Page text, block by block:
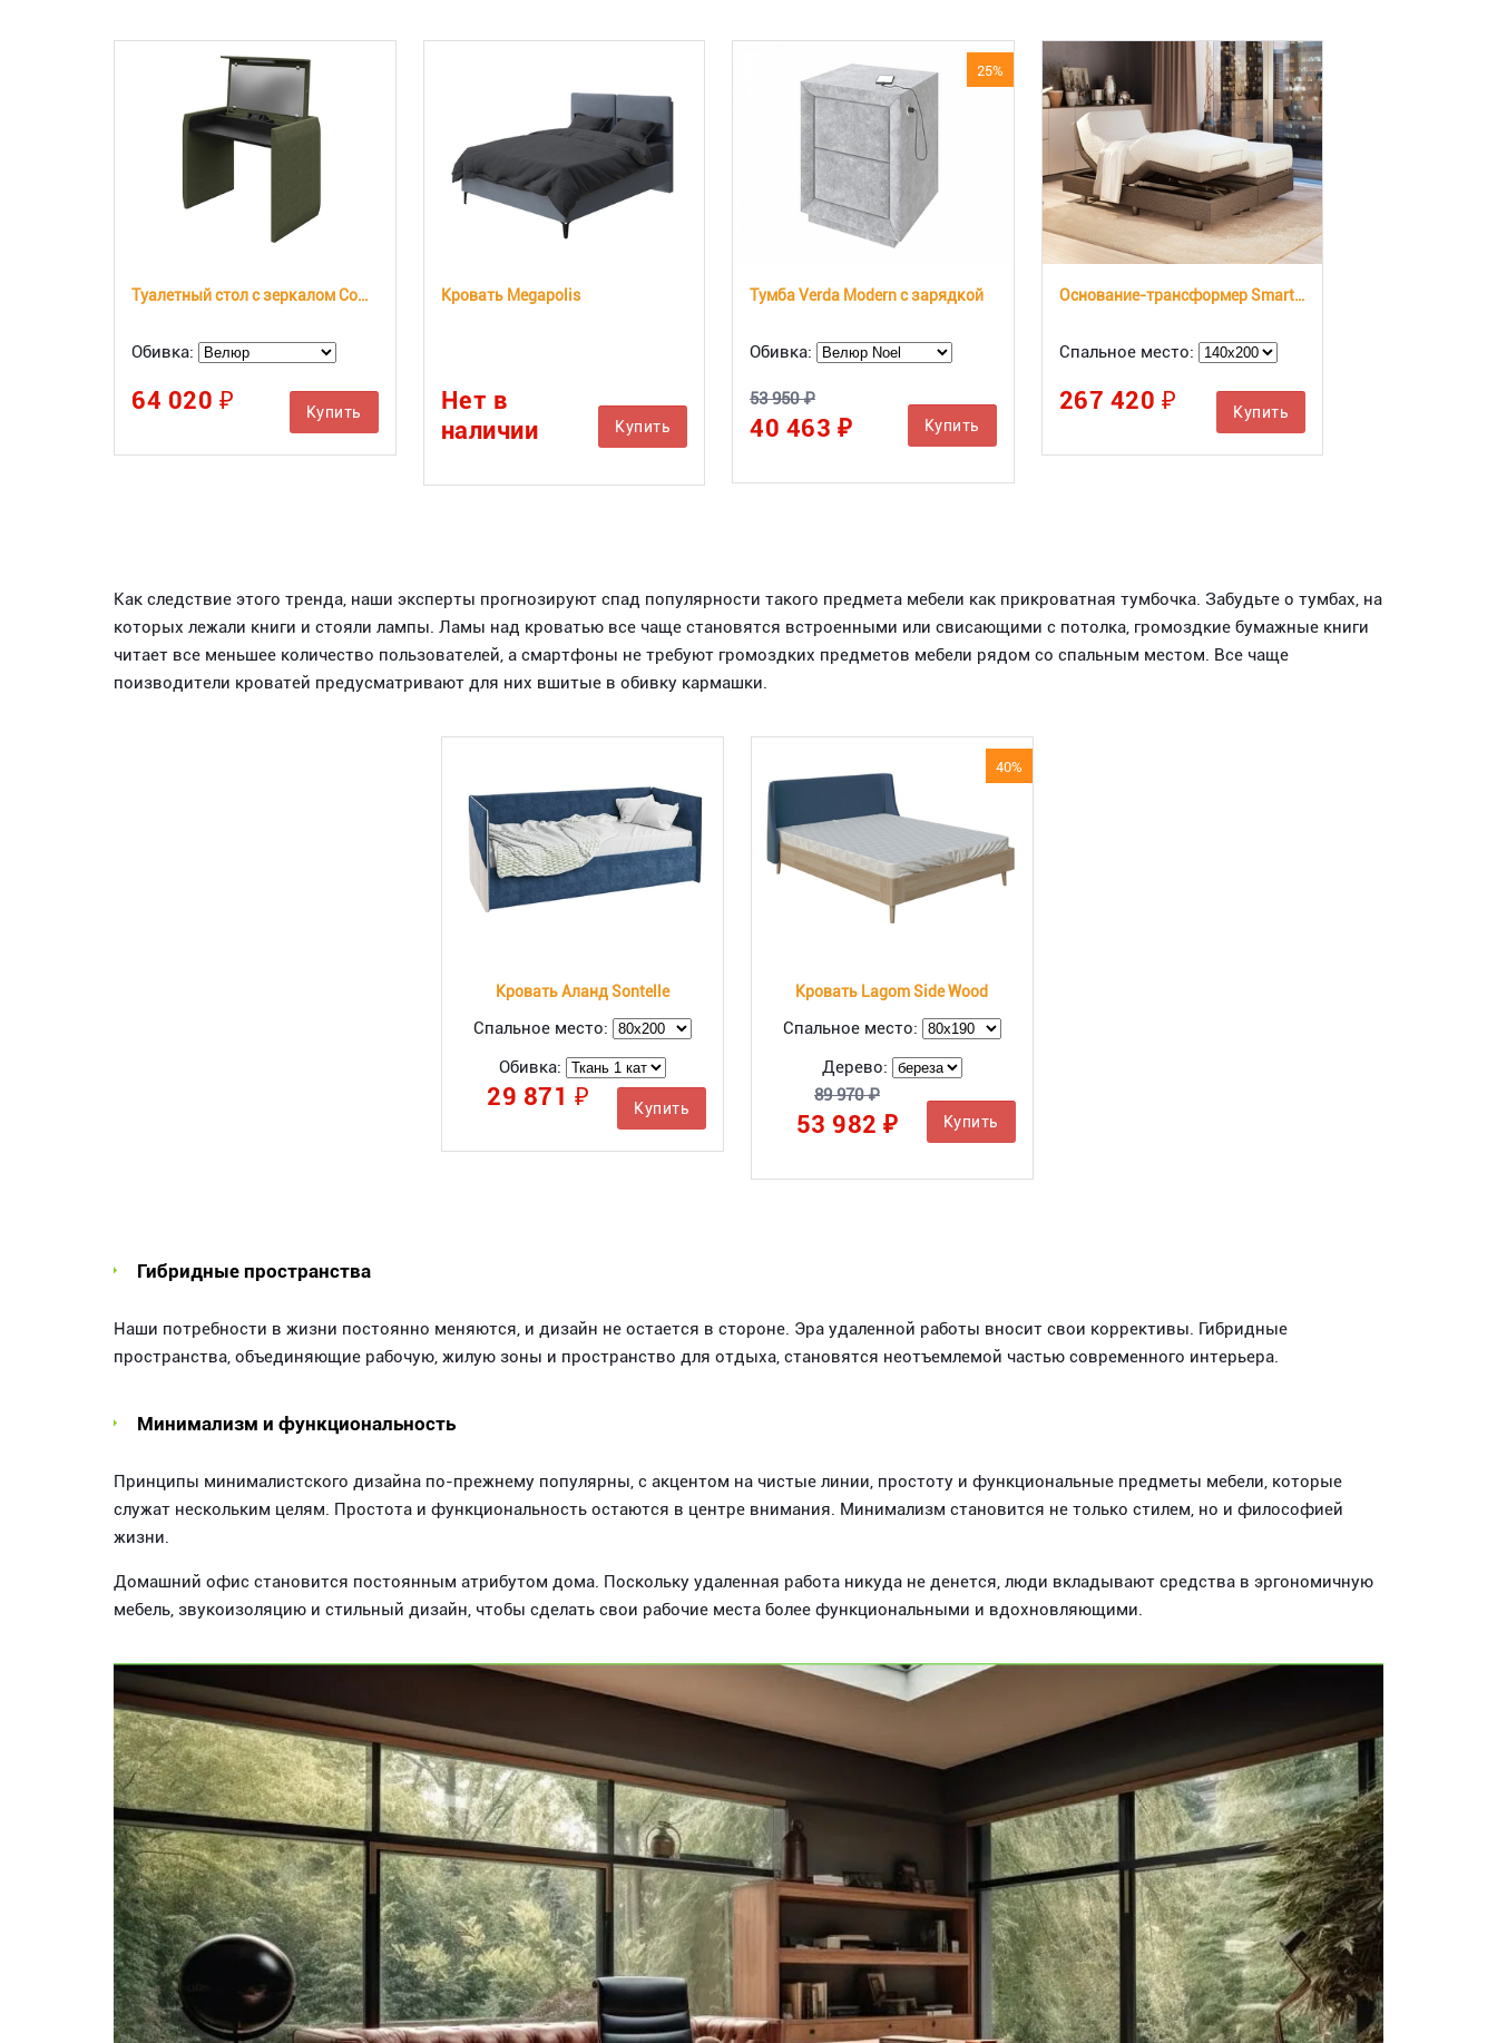
Туалетный стол с зеркалом Comfy
Обивка:
64 020 ₽ Купить
Кровать Megapolis
Нет в
наличии
Купить
25%
Тумба Verda Modern с зарядкой
Обивка:
53 950 ₽
40 463 ₽ Купить
Основание-трансформер Smart Bed
Спальное место:
267 420 ₽ Купить
Как следствие этого тренда, наши эксперты прогнозируют спад популярности такого предмета мебели как прикроватная тумбочка. Забудьте о тумбах, на
которых лежали книги и стояли лампы. Ламы над кроватью все чаще становятся встроенными или свисающими с потолка, громоздкие бумажные книги
читает все меньшее количество пользователей, а смартфоны не требуют громоздких предметов мебели рядом со спальным местом. Все чаще
поизводители кроватей предусматривают для них вшитые в обивку кармашки.
Кровать Аланд Sontelle
Спальное место:
Обивка:
29 871 ₽ Купить
40%
Кровать Lagom Side Wood
Спальное место:
Дерево:
89 970 ₽
53 982 ₽ Купить
Гибридные пространства
Наши потребности в жизни постоянно меняются, и дизайн не остается в стороне. Эра удаленной работы вносит свои коррективы. Гибридные
пространства, объединяющие рабочую, жилую зоны и пространство для отдыха, становятся неотъемлемой частью современного интерьера.
Минимализм и функциональность
Принципы минималистского дизайна по-прежнему популярны, с акцентом на чистые линии, простоту и функциональные предметы мебели, которые
служат нескольким целям. Простота и функциональность остаются в центре внимания. Минимализм становится не только стилем, но и философией
жизни.
Домашний офис становится постоянным атрибутом дома. Поскольку удаленная работа никуда не денется, люди вкладывают средства в эргономичную
мебель, звукоизоляцию и стильный дизайн, чтобы сделать свои рабочие места более функциональными и вдохновляющими.